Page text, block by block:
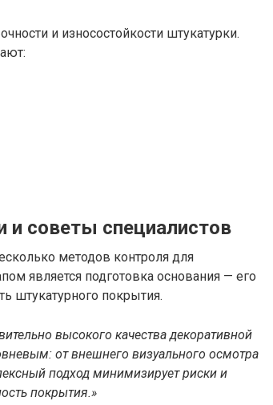
и износостойкости штукатурки.
и советы специалистов
методов контроля для
является подготовка основания — его
штукатурного покрытия.
высокого качества декоративной
от внешнего визуального осмотра
подход минимизирует риски и
покрытия.»